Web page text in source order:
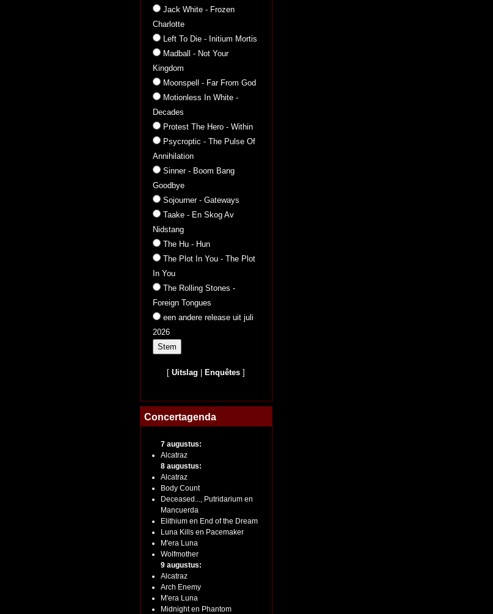
Jack White - Frozen
Charlotte
Left To Die - Initium Mortis
Madball - Not Your
Kingdom
Moonspell - Far From God
Motionless In White -
Decades
Protest The Hero - Within
Psycroptic - The Pulse Of
Annihilation
Sinner - Boom Bang
Goodbye
Sojourner - Gateways
Taake - En Skog Av
Nidstang
The Hu - Hun
The Plot In You - The Plot
In You
The Rolling Stones -
Foreign Tongues
een andere release uit juli
2026
[Uitslag Enquêtes ]
Concertagenda
7 augustus:
Alcatraz
8 augustus:
Alcatraz
Body Count
Deceased..., Putridarium en
Mancuerda
Elithium en End of the Dream
Luna Kills en Pacemaker
M'era Luna
Wolfmother
9 augustus:
Alcatraz
Arch Enemy
M'era Luna
Midnight en Phantom